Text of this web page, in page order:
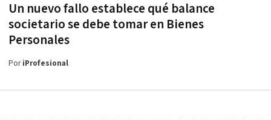
Un nuevo fallo establece qué balance
societario se debe tomar en Bienes
Personales
PoriProfesional